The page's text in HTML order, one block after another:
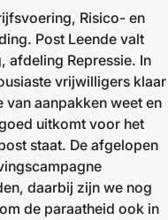
Risico- en
Post Leende valt
afdeling Repressie. In
vrijwilligers klaar
aanpakken weet en
uitkomt voor het
staat. De afgelopen
daarbij zijn we nog
de paraatheid ook in